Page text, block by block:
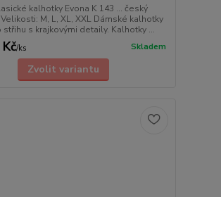
kalhotky Evona K 143 ... český
M, L, XL, XXL Dámské kalhotky
střihu s krajkovými detaily. Kalhotky ...
/ks Skladem
Zvolit variantu